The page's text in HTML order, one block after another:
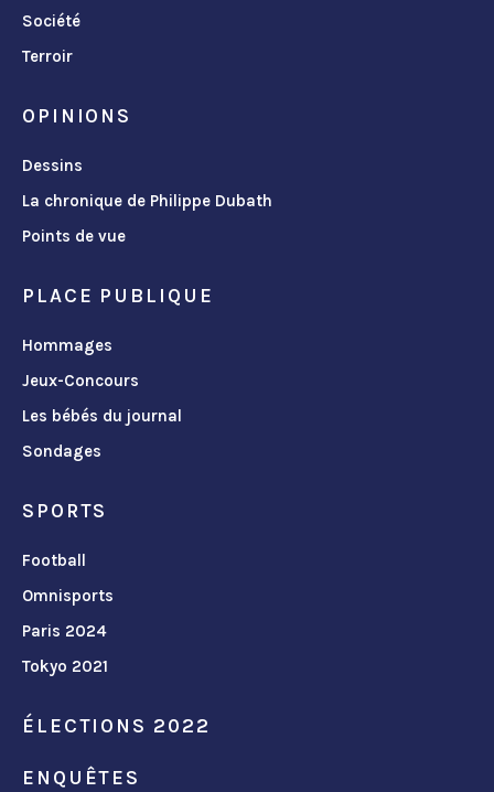
Société
Terroir
OPINIONS
Dessins
La chronique de Philippe Dubath
Points de vue
PLACE PUBLIQUE
Hommages
Jeux-Concours
Les bébés du journal
Sondages
SPORTS
Football
Omnisports
Paris 2024
Tokyo 2021
ÉLECTIONS 2022
ENQUÊTES